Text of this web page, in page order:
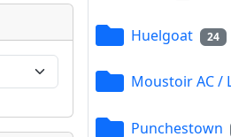
Huelgoat 24
Moustoir AC /
Punchestown